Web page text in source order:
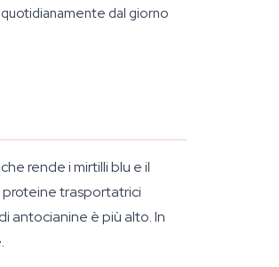
dal giorno
rende i mirtilli blu e il
proteine trasportatrici
antocianine è più alto. In